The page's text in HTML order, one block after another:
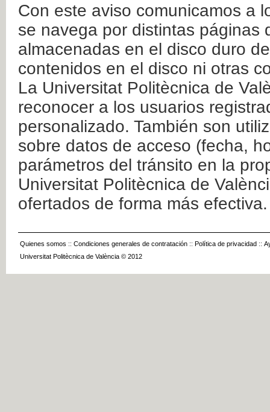
Con este aviso comunicamos a
se navega por distintas páginas
almacenadas en el disco duro
contenidos en el disco ni otras
La Universitat Politècnica de
reconocer a los usuarios
personalizado. También son
sobre datos de acceso (fecha,
parámetros del tránsito en la
Universitat Politècnica de
ofertados de forma más efectiva.
Quienes somos :: Condiciones generales de contratación :: Política de privacidad ::
Universitat Politècnica de València © 2012